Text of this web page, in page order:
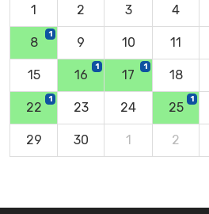
1 2 3 4
8
1
9 10 11
15 16
1
17
1
18
22
1
23 24 25
1
29 30 1 2